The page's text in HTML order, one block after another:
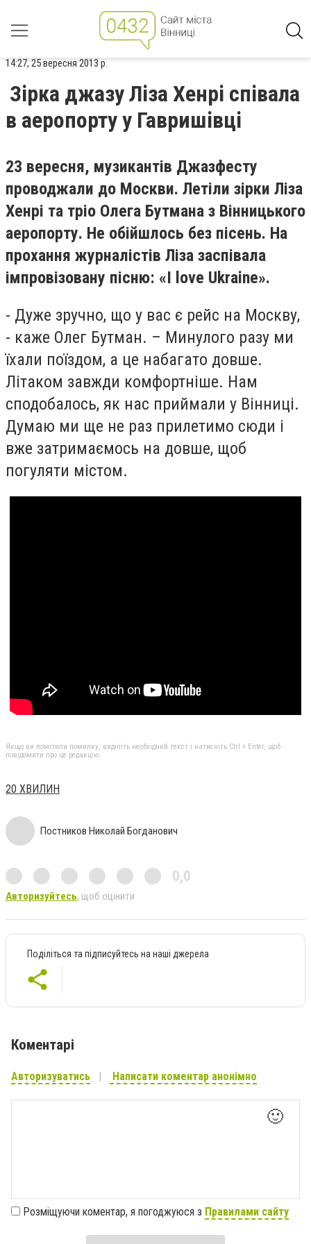
14:27, 25 вересня 2013 р.
Зірка джазу Ліза Хенрі співала
в аеропорту у Гавришівці
23 вересня, музикантів Джазфесту
проводжали до Москви. Летіли зірки Ліза
Хенрі та тріо Олега Бутмана з Вінницького
аеропорту. Не обійшлось без пісень. На
прохання журналістів Ліза заспівала
імпровізовану пісню: «I love Ukraine».
- Дуже зручно, що у вас є рейс на Москву,
- каже Олег Бутман. – Минулого разу ми
їхали поїздом, а це набагато довше.
Літаком завжди комфортніше. Нам
сподобалось, як нас приймали у Вінниці.
Думаю ми ще не раз прилетимо сюди і
вже затримаємось на довше, щоб
погуляти містом.
Якщо ви помітили помилку, виділіть необхідний текст і натисніть Ctrl + Enter, щоб
повідомити про це редакцію
20 ХВИЛИН
Постников Николай Богданович
0,0
Авторизуйтесь, щоб оцінити
Поділіться та підписуйтесь на наші джерела
Коментарі
Авторизуватись Написати коментар анонімно
🙂
Розміщуючи коментар, я погоджуюся з Правилами сайту